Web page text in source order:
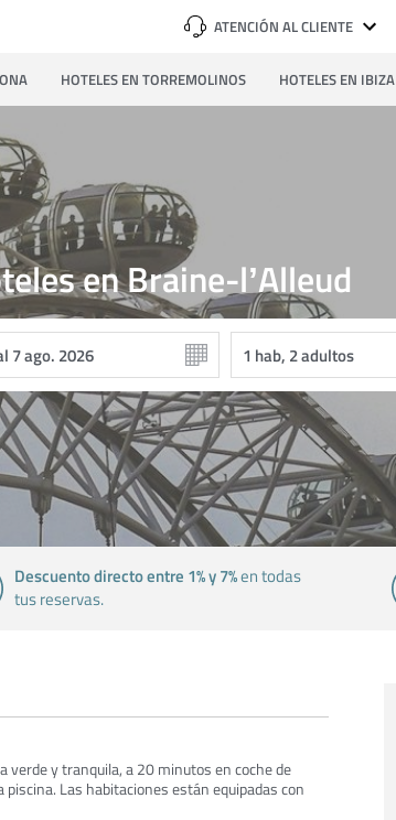
ATENCIÓN AL CLIENTE
HOTELES EN TORREMOLINOS HOTELES EN IBIZA
en Braine-lʼAlleud
Descuento directo entre 1% y 7%en todas
tus reservas.
verde y tranquila, a 20 minutos en coche de
Las habitaciones están equipadas con